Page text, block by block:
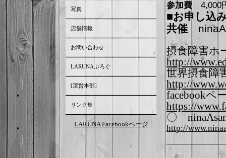
参加費 4,000
■お申し込
共催
摂食障害ホ
http://
世界摂食障
http://
facebookペ
https://
〇
http://
写真
店舗情報
お問い合わせ
LARUNAぶろぐ
[運営本部]
リンク集
LARUNA Facebookページ